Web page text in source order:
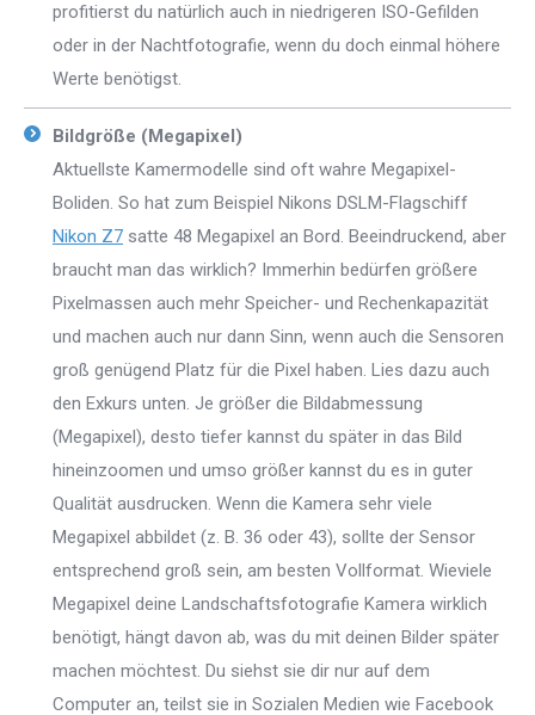
profitierst du natürlich auch in niedrigeren ISO-Gefilden
oder in der Nachtfotografie, wenn du doch einmal höhere
Werte benötigst.
Bildgröße (Megapixel)
Aktuellste Kamermodelle sind oft wahre Megapixel-
Boliden. So hat zum Beispiel Nikons DSLM-Flagschiff
Nikon Z7 satte 48 Megapixel an Bord. Beeindruckend, aber
braucht man das wirklich? Immerhin bedürfen größere
Pixelmassen auch mehr Speicher- und Rechenkapazität
und machen auch nur dann Sinn, wenn auch die Sensoren
groß genügend Platz für die Pixel haben. Lies dazu auch
den Exkurs unten. Je größer die Bildabmessung
(Megapixel), desto tiefer kannst du später in das Bild
hineinzoomen und umso größer kannst du es in guter
Qualität ausdrucken. Wenn die Kamera sehr viele
Megapixel abbildet (z. B. 36 oder 43), sollte der Sensor
entsprechend groß sein, am besten Vollformat. Wieviele
Megapixel deine Landschaftsfotografie Kamera wirklich
benötigt, hängt davon ab, was du mit deinen Bilder später
machen möchtest. Du siehst sie dir nur auf dem
Computer an, teilst sie in Sozialen Medien wie Facebook